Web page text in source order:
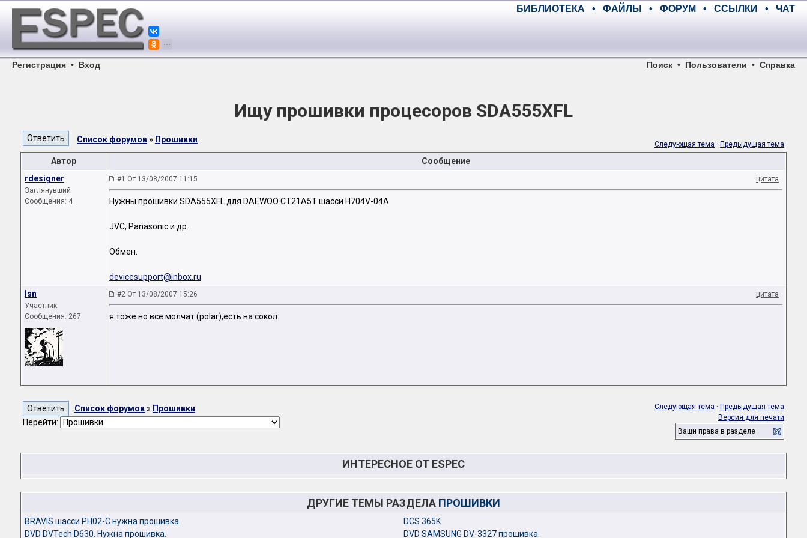
БИБЛИОТЕКА • ФАЙЛЫ • ФОРУМ • ССЫЛКИ • ЧАТ
Регистрация • Вход Поиск • Пользователи • Справка
Ищу прошивки процесоров SDA555XFL
Список форумов » Прошивки Следующая тема · Предыдущая тема
Автор
Сообщение
rdesigner
Заглянувший
Сообщения: 4
#1 От 13/08/2007 11:15 цитата
Нужны прошивки SDA555XFL для DAEWOO CT21A5T шасси H704V-04A
JVC, Panasonic и др.
Обмен.
devicesupport@inbox.ru
lsn
Участник
Сообщения: 267
#2 От 13/08/2007 15:26 цитата
я тоже но все молчат (polar),есть на сокол.
Список форумов » Прошивки
Перейти:
Следующая тема · Предыдущая тема
Версия для печати
Ваши права в разделе
ИНТЕРЕСНОЕ ОТ ESPEC
ДРУГИЕ ТЕМЫ РАЗДЕЛА ПРОШИВКИ
BRAVIS шасси PH02-C нужна прошивка
DCS 365K
DVD DVTech D630. Нужна прошивка.
DVD SAMSUNG DV-3327 прошивка.